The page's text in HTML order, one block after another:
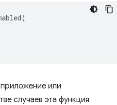
(
или
случаев эта функция